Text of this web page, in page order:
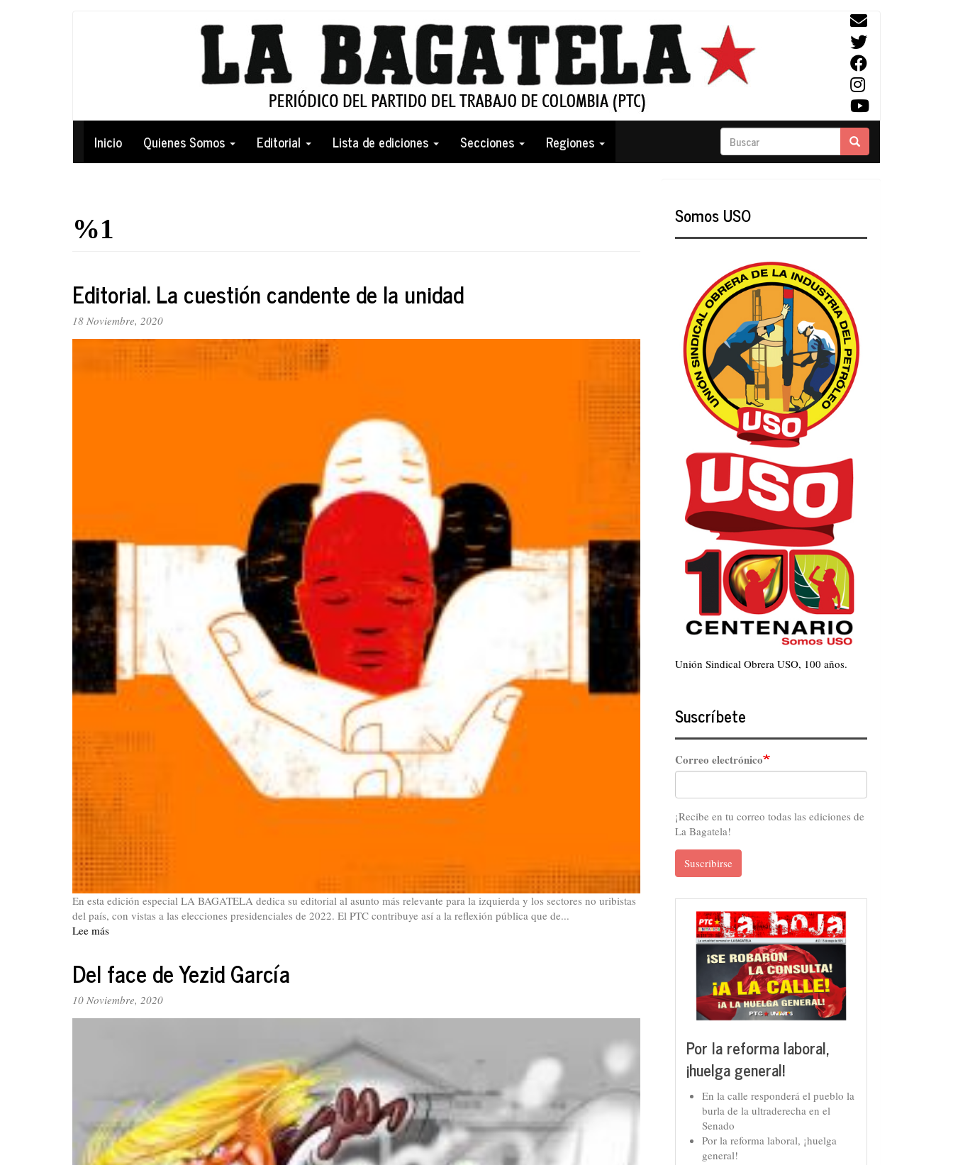
Navegación
principal
Inicio Quienes Somos Editorial Lista de ediciones Secciones Regiones Buscar Buscar
%1
Editorial. La cuestión candente de la unidad
18 Noviembre, 2020
En esta edición especial LA BAGATELA dedica su editorial al asunto más relevante para la izquierda y los sectores no uribistas
del país, con vistas a las elecciones presidenciales de 2022. El PTC contribuye así a la reflexión pública que de...
Lee más
cuestión
de
la
Del face de Yezid García
10 Noviembre, 2020
Somos USO
Unión Sindical Obrera USO, 100 años.
Suscríbete
Correo electrónico
¡Recibe en tu correo todas las ediciones de
La Bagatela!
Suscribirse
Por la reforma laboral,
¡huelga general!
En la calle responderá el pueblo la
burla de la ultraderecha en el
Senado
Por la reforma laboral, ¡huelga
general!